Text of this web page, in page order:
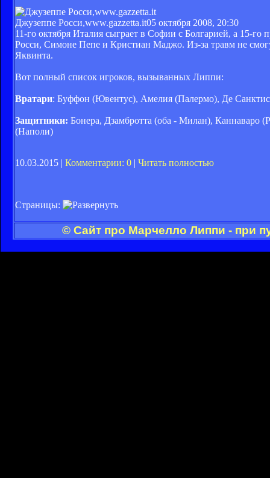
Джузеппе Росси,www.gazzetta.it05 октября 2008, 20:30
11-го октября Италия сыграет в Софии с Болгарией, а 15-
Росси, Симоне Пепе и Кристиан Маджо. Из-за травм не
Яквинта.
Вот полный список игроков, вызыванных Липпи:
Вратари: Буффон (Ювентус), Амелия (Палермо), Де Санктис
Защитники: Бонера, Дзамбротта (оба - Милан), Каннаваро
(Наполи)
10.03.2015 | Комментарии: 0 | Читать полностью
Страницы:
© Сайт про Марчелло Липпи - при